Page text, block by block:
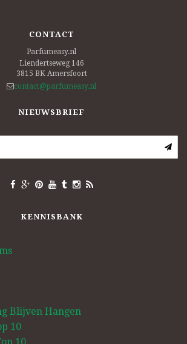
CONTACT
Parfumeasy.nl
Liendertseweg 146
3815 BK Amersfoort
contact@parfumeasy.nl
NIEUWSBRIEF
KENNISBANK
Blijven Hangen
10